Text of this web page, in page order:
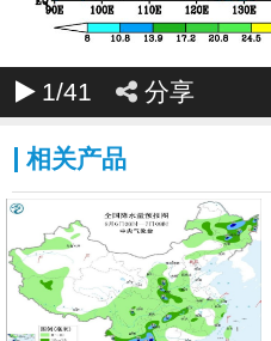
1/41 分享
相关产品